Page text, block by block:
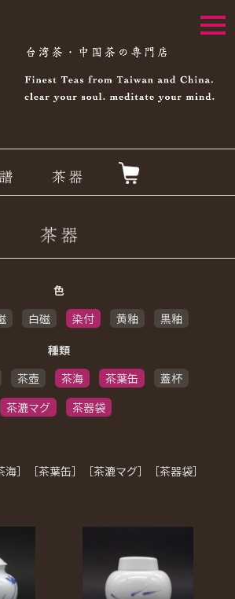
色
白磁 染付 黄釉
黒釉
種類
茶壺 茶海 茶葉缶
蓋杯
茶漉マグ
茶器袋
海］［茶葉缶］［茶漉マグ］［茶器袋］